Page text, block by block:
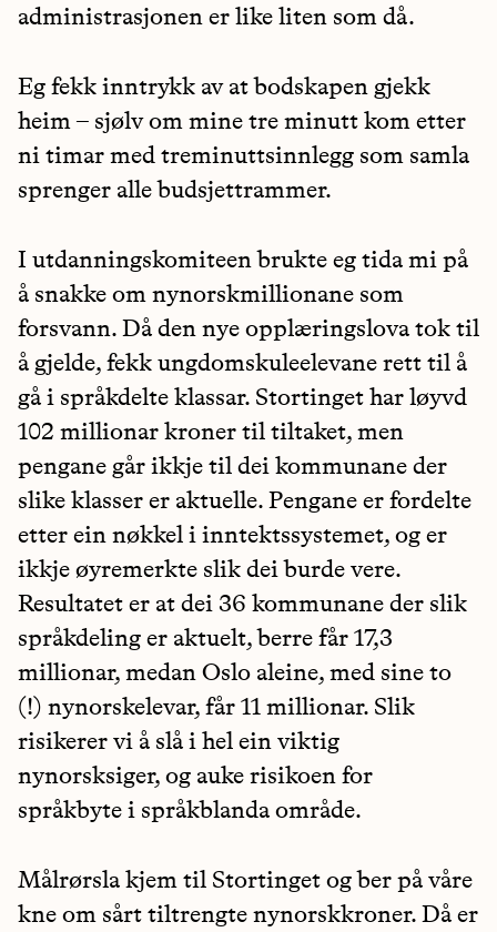
administrasjonen er like liten som då.
Eg fekk inntrykk av at bodskapen gjekk
heim – sjølv om mine tre minutt kom etter
ni timar med treminuttsinnlegg som samla
sprenger alle budsjettrammer.
I utdanningskomiteen brukte eg tida mi på
å snakke om nynorskmillionane som
forsvann. Då den nye opplæringslova tok til
å gjelde, fekk ungdomskuleelevane rett til å
gå i språkdelte klassar. Stortinget har løyvd
102 millionar kroner til tiltaket, men
pengane går ikkje til dei kommunane der
slike klasser er aktuelle. Pengane er fordelte
etter ein nøkkel i inntektssystemet, og er
ikkje øyremerkte slik dei burde vere.
Resultatet er at dei 36 kommunane der slik
språkdeling er aktuelt, berre får 17,3
millionar, medan Oslo aleine, med sine to
(!) nynorskelevar, får 11 millionar. Slik
risikerer vi å slå i hel ein viktig
nynorsksiger, og auke risikoen for
språkbyte i språkblanda område.
Målrørsla kjem til Stortinget og ber på våre
kne om sårt tiltrengte nynorskkroner. Då er